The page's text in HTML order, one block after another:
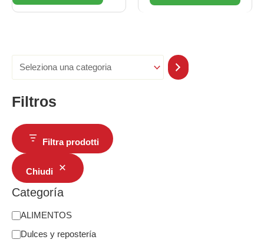
Filtros
Filtra prodotti
Chiudi
Categoría
ALIMENTOS
Dulces y repostería